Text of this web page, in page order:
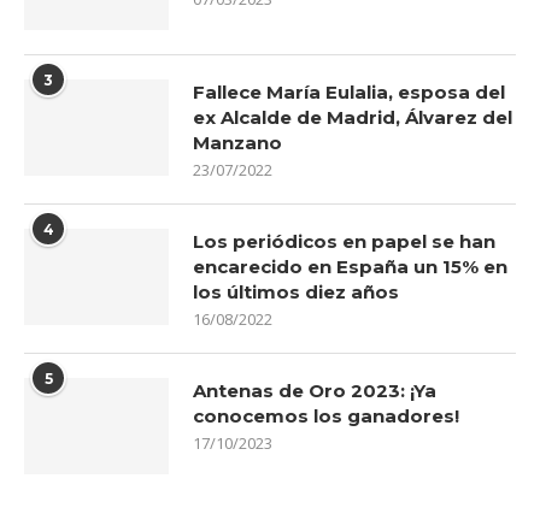
3
Fallece María Eulalia, esposa del
ex Alcalde de Madrid, Álvarez del
Manzano
23/07/2022
4
Los periódicos en papel se han
encarecido en España un 15% en
los últimos diez años
16/08/2022
5
Antenas de Oro 2023: ¡Ya
conocemos los ganadores!
17/10/2023